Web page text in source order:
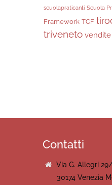
scuolapraticanti Scuola
Framework TCF
triveneto vendite
Contatti
Via G. Allegri
30174 Venezia